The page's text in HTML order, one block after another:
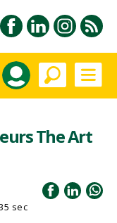
The Art
sec